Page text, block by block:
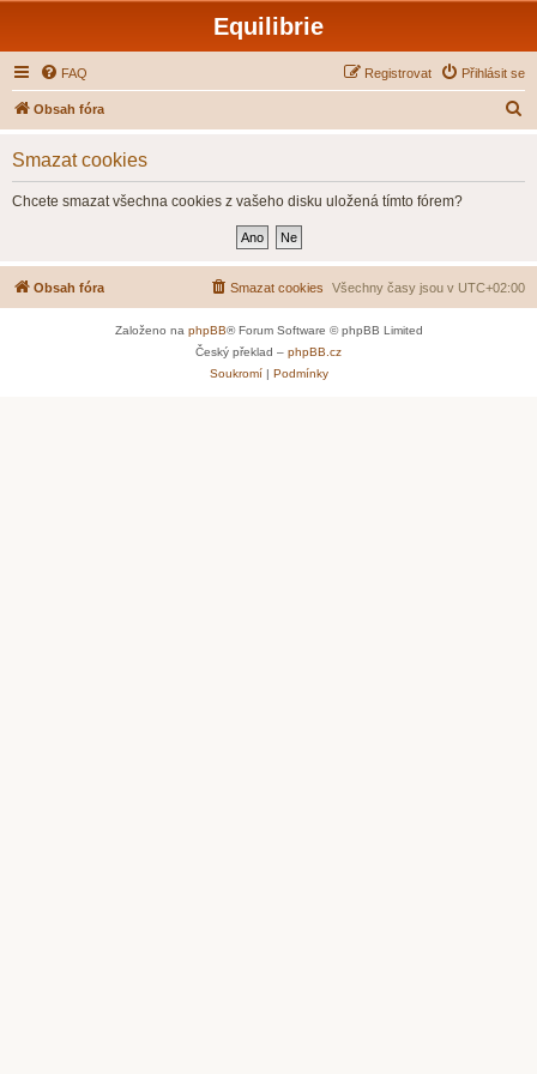
Equilibrie
FAQ Přihlásit se
Registrovat
Obsah fóra
Smazat cookies
Chcete smazat všechna cookies z vašeho disku uložená tímto fórem?
Obsah fóra Všechny časy jsou v UTC+02:00
Smazat cookies
Založeno na phpBB® Forum Software © phpBB Limited
Český překlad – phpBB.cz
Soukromí| Podmínky